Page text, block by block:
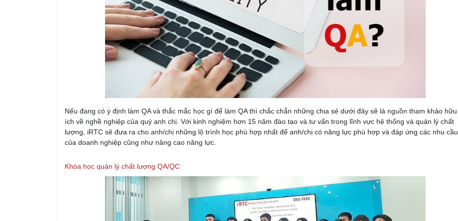
Nếu đang có ý định làm QA và thắc mắc học gì để làm QA thì chắc chắn những chia sẻ dưới đây sẽ là nguồn tham khảo hữu
ích về nghề nghiệp của quý anh chị. Với kinh nghiệm hơn 15 năm đào tạo và tư vấn trong lĩnh vực hệ thống và quản lý chất
lượng, iRTC sẽ đưa ra cho anh/chị những lộ trình học phù hợp nhất để anh/chị có năng lực phù hợp và đáp ứng các nhu cầu
của doanh nghiệp cũng như nâng cao năng lực.
Khóa học quản lý chất lượng QA/QC